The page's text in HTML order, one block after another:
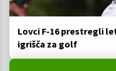
Lovci F-16 prestregli
igrišča za golf